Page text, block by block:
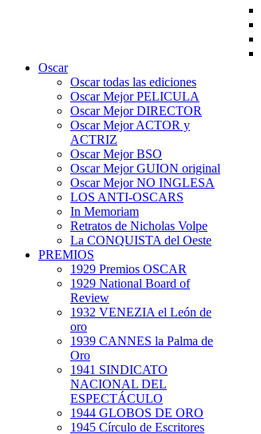
Oscar
Oscar todas las ediciones
Oscar Mejor PELICULA
Oscar Mejor DIRECTOR
Oscar Mejor ACTOR y
ACTRIZ
Oscar Mejor BSO
Oscar Mejor GUION original
Oscar Mejor NO INGLESA
LOS ANTI-OSCARS
In Memoriam
Retratos de Nicholas Volpe
La CONQUISTA del Oeste
PREMIOS
1929 Premios OSCAR
1929 National Board of
Review
1932 VENEZIA el León de
oro
1939 CANNES la Palma de
Oro
1941 SINDICATO
NACIONAL DEL
ESPECTÁCULO
1944 GLOBOS DE ORO
1945 Círculo de Escritores